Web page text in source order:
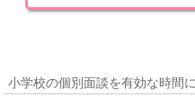
小学校の個別面談を有効な時間